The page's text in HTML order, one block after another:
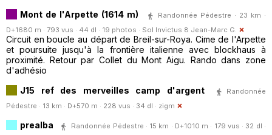
Mont de l'Arpette (1614 m)
Randonnée Pédestre · 23 km ·
D+1680 m · 793 vus · 44 dl · 19 photos · Sol Invictus 8 Jean-Marc G.
Circuit en boucle au départ de Breil-sur-Roya. Cime de l'Arpette
et poursuite jusqu'à la frontière italienne avec blockhaus à
proximité. Retour par Collet du Mont Aigu. Rando dans zone
d'adhésio
J15 ref des merveilles camp d'argent
Randonnée
Pédestre · 13 km · D+570 m · 228 vus · 34 dl · zigm
prealba
Randonnée Pédestre · 15 km · D+1010 m · 179 vus · 32 dl ·